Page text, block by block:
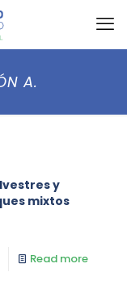
A.
y
mixtos
Read more